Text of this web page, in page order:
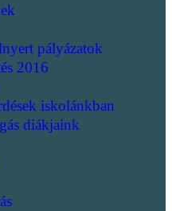
pályázatok
2016
iskolánkban
diákjaink